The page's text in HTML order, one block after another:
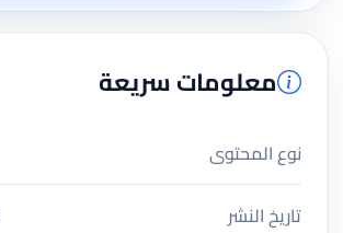
معلومات سريعة
نوع المحتوى
تاريخ النشر